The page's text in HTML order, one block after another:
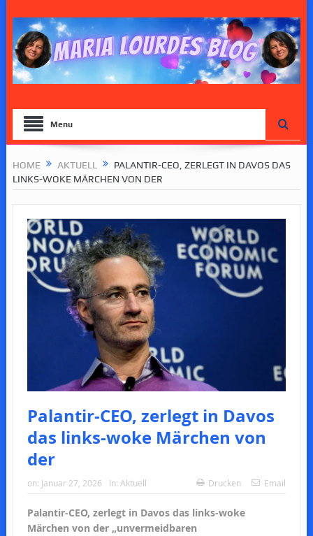
Menu
HOME AKTUELL
PALANTIR-CEO, ZERLEGT IN DAVOS DAS
LINKS-WOKE MÄRCHEN VON DER
Palantir-CEO, zerlegt in Davos
das links-woke Märchen von
der
on: Januar 27, 2026 In: Aktuell Drucken Email
Palantir-CEO, zerlegt in Davos das links-woke
Märchen von der „unvermeidbaren